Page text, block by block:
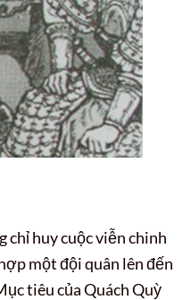
huy cuộc viễn chinh
một đội quân lên đến
tiêu của Quách Quỳ